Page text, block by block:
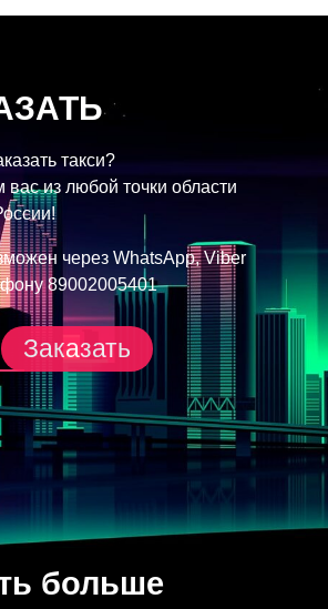
через WhatsApp, Viber
89002005401
такси?
вас из любой точки области
Заказать
больше